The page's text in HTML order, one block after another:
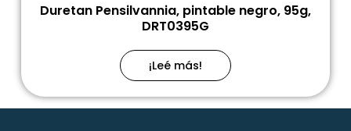
Duretan Pensilvannia, pintable negro, 95g,
DRT0395G
¡Leé más!